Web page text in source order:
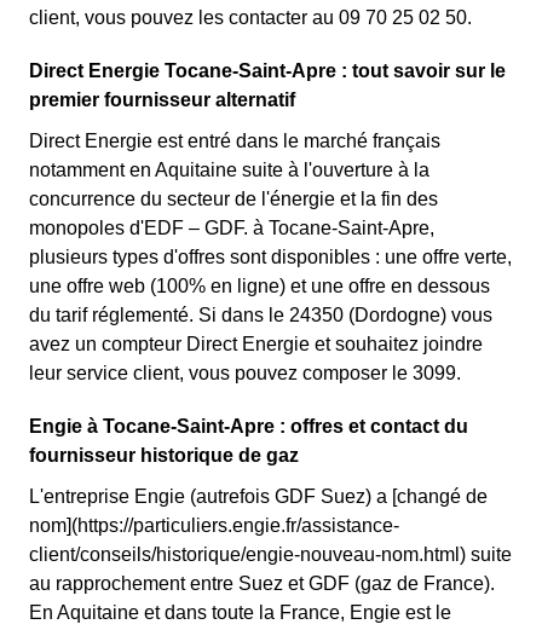
client, vous pouvez les contacter au 09 70 25 02 50.
Direct Energie Tocane-Saint-Apre : tout savoir sur le
premier fournisseur alternatif
Direct Energie est entré dans le marché français
notamment en Aquitaine suite à l'ouverture à la
concurrence du secteur de l'énergie et la fin des
monopoles d'EDF – GDF. à Tocane-Saint-Apre,
plusieurs types d'offres sont disponibles : une offre verte,
une offre web (100% en ligne) et une offre en dessous
du tarif réglementé. Si dans le 24350 (Dordogne) vous
avez un compteur Direct Energie et souhaitez joindre
leur service client, vous pouvez composer le 3099.
Engie à Tocane-Saint-Apre : offres et contact du
fournisseur historique de gaz
L'entreprise Engie (autrefois GDF Suez) a [changé de
nom](https://particuliers.engie.fr/assistance-
client/conseils/historique/engie-nouveau-nom.html) suite
au rapprochement entre Suez et GDF (gaz de France).
En Aquitaine et dans toute la France, Engie est le